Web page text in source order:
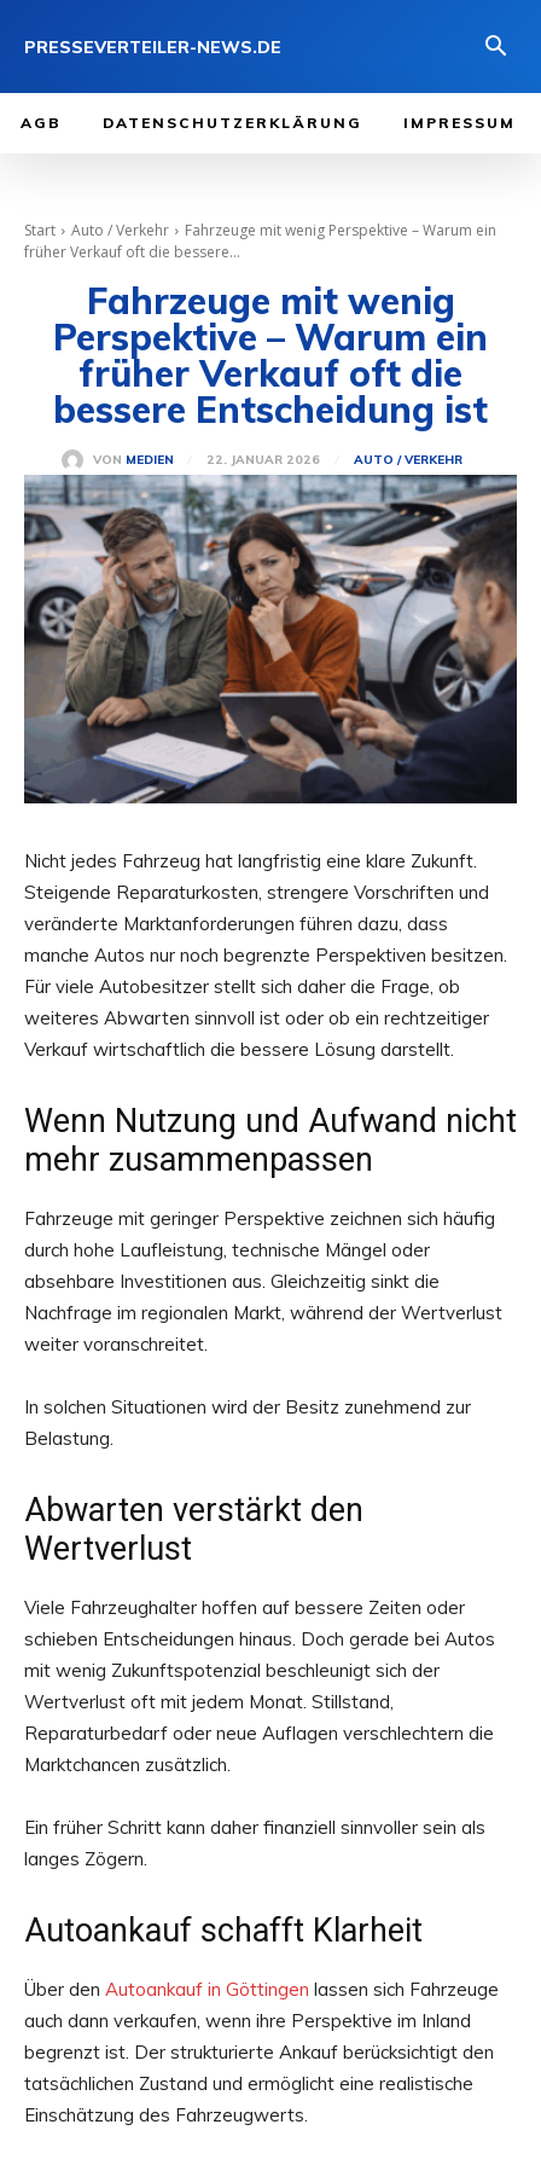
PRESSEVERTEILER-NEWS.DE
AGB DATENSCHUTZERKLÄRUNG IMPRESSUM
Start Auto / Verkehr
Fahrzeuge mit wenig Perspektive – Warum ein
früher Verkauf oft die bessere...
Fahrzeuge mit wenig
Perspektive – Warum ein
früher Verkauf oft die
bessere Entscheidung ist
VON MEDIEN 22. JANUAR 2026 AUTO / VERKEHR
Nicht jedes Fahrzeug hat langfristig eine klare Zukunft.
Steigende Reparaturkosten, strengere Vorschriften und
veränderte Marktanforderungen führen dazu, dass
manche Autos nur noch begrenzte Perspektiven besitzen.
Für viele Autobesitzer stellt sich daher die Frage, ob
weiteres Abwarten sinnvoll ist oder ob ein rechtzeitiger
Verkauf wirtschaftlich die bessere Lösung darstellt.
Wenn Nutzung und Aufwand nicht
mehr zusammenpassen
Fahrzeuge mit geringer Perspektive zeichnen sich häufig
durch hohe Laufleistung, technische Mängel oder
absehbare Investitionen aus. Gleichzeitig sinkt die
Nachfrage im regionalen Markt, während der Wertverlust
weiter voranschreitet.
In solchen Situationen wird der Besitz zunehmend zur
Belastung.
Abwarten verstärkt den
Wertverlust
Viele Fahrzeughalter hoffen auf bessere Zeiten oder
schieben Entscheidungen hinaus. Doch gerade bei Autos
mit wenig Zukunftspotenzial beschleunigt sich der
Wertverlust oft mit jedem Monat. Stillstand,
Reparaturbedarf oder neue Auflagen verschlechtern die
Marktchancen zusätzlich.
Ein früher Schritt kann daher finanziell sinnvoller sein als
langes Zögern.
Autoankauf schafft Klarheit
Über den Autoankauf in Göttingen lassen sich Fahrzeuge
auch dann verkaufen, wenn ihre Perspektive im Inland
begrenzt ist. Der strukturierte Ankauf berücksichtigt den
tatsächlichen Zustand und ermöglicht eine realistische
Einschätzung des Fahrzeugwerts.